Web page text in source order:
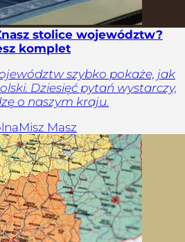
stolice województw?
komplet
szybko pokaże, jak
Dziesięć pytań wystarczy,
o naszym kraju.
Misz Masz